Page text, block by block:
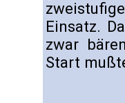
Einsatz.
zwar
Start